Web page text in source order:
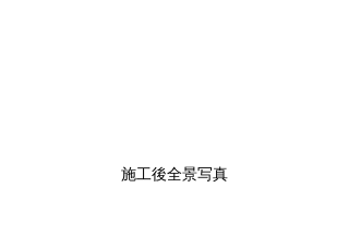
施工後全景写真